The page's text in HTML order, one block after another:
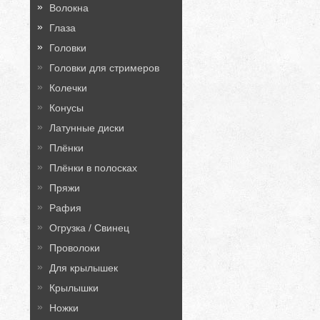
Волокна
Глаза
Головки
Головки для стримеров
Колечки
Конусы
Латунные диски
Плёнки
Плёнки в полосках
Пряжи
Рафия
Огрузка / Свинец
Проволоки
Для крылышек
Крылышки
Ножки